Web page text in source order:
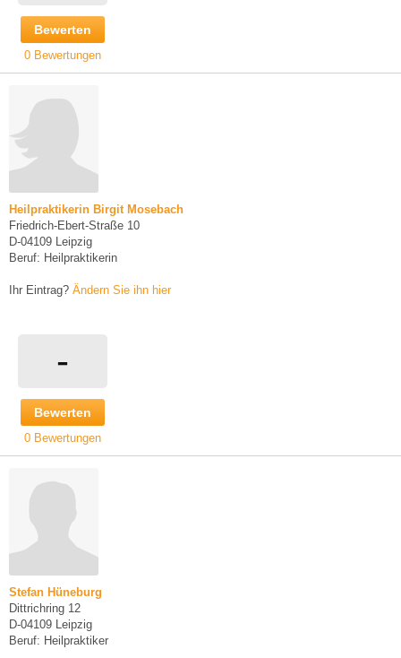
Bewerten
0 Bewertungen
Heilpraktikerin Birgit Mosebach
Friedrich-Ebert-Straße 10
D-04109 Leipzig
Beruf: Heilpraktikerin
Ihr Eintrag? Ändern Sie ihn hier
-
Bewerten
0 Bewertungen
Stefan Hüneburg
Dittrichring 12
D-04109 Leipzig
Beruf: Heilpraktiker